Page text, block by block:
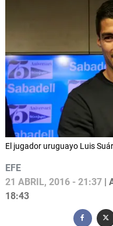
El jugador uruguayo Luis
EFE
21 ABRIL, 2016 - 21:37 |
18:43